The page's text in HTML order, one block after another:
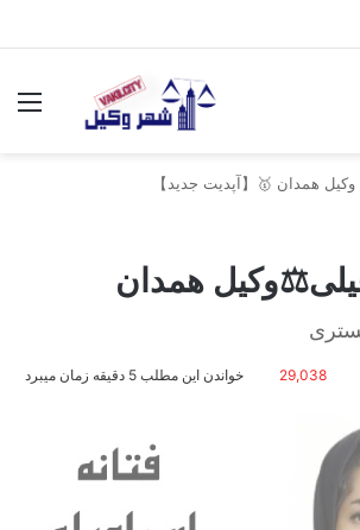
همدان
29,038 خواندن این مطلب 5 دقیقه زمان میبرد